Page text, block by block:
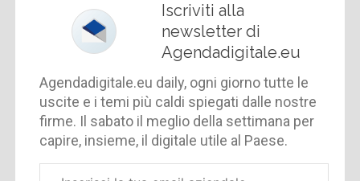
Iscriviti alla
newsletter di
Agendadigitale.eu
Agendadigitale.eu daily, ogni giorno tutte le
uscite e i temi più caldi spiegati dalle nostre
firme. Il sabato il meglio della settimana per
capire, insieme, il digitale utile al Paese.